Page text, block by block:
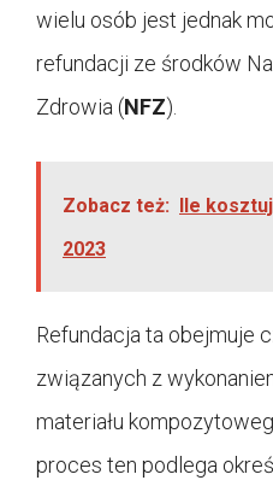
wielu osób jest jednak
refundacji ze środków
Zdrowia (NFZ).
Zobacz też: Ile
2023
Refundacja ta obejmuje
związanych z
materiału
proces ten podlega